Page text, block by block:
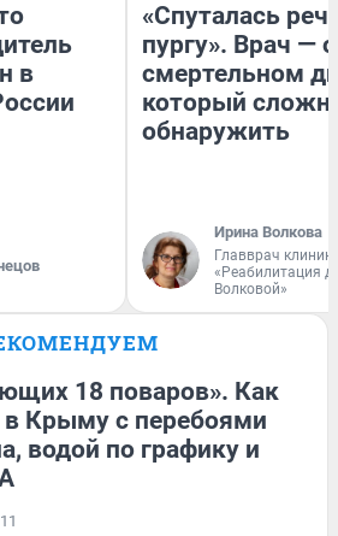
в
«Спуталась
пургу». Врач — о
смертельном
который
обнаружить
Ирина Волкова
Главврач
«Реабилитация
Волковой»
18 поваров». Как
в Крыму с перебоями
водой по графику и
11